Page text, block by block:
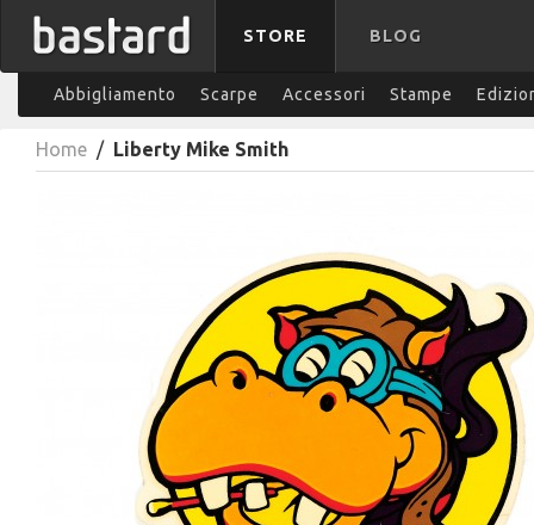
STORE BLOG
Abbigliamento Scarpe Accessori Stampe
Home / Liberty Mike Smith